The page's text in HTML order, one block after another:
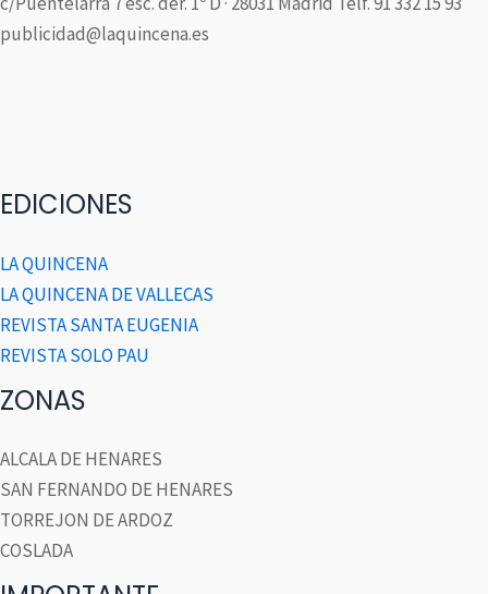
publicidad@laquincena.es
EDICIONES
LA QUINCENA
LA QUINCENA DE VALLECAS
REVISTA SANTA EUGENIA
REVISTA SOLO PAU
ZONAS
ALCALA DE HENARES
SAN FERNANDO DE HENARES
TORREJON DE ARDOZ
COSLADA